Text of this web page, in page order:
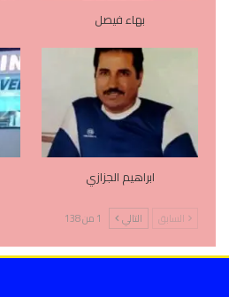
بهاء فيصل
ابراهيم الجزازي
السابق التالي 1 من 138